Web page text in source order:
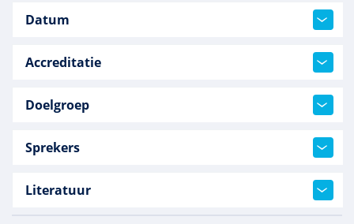
Datum
Accreditatie
Doelgroep
Sprekers
Literatuur